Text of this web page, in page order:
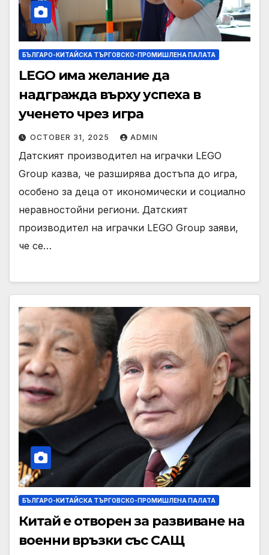
БЪЛГАРО-КИТАЙСКА ТЪРГОВСКО-ПРОМИШЛЕНА ПАЛАТА
LEGO има желание да
надгражда върху успеха в
ученето чрез игра
OCTOBER 31, 2025 ADMIN
Датският производител на играчки LEGO
Group казва, че разширява достъпа до игра,
особено за деца от икономически и социално
неравностойни региони. Датският
производител на играчки LEGO Group заяви,
че се…
БЪЛГАРО-КИТАЙСКА ТЪРГОВСКО-ПРОМИШЛЕНА ПАЛАТА
Китай е отворен за развиване на
военни връзки със САЩ